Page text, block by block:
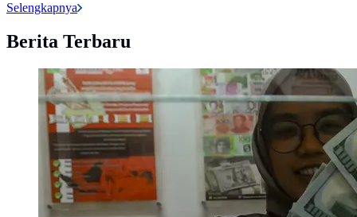
Selengkapnya
Berita Terbaru